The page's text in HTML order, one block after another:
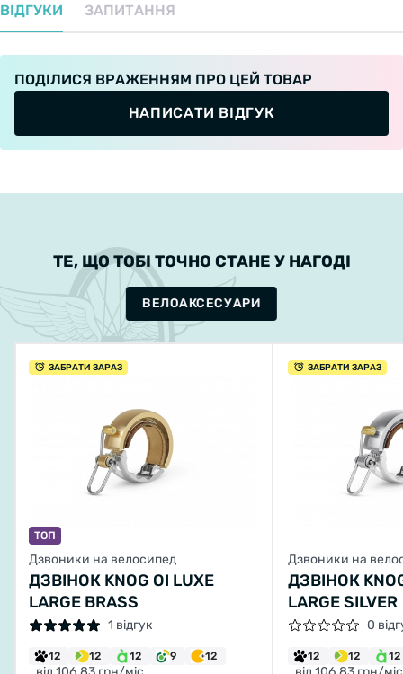
ВІДГУКИ ЗАПИТАННЯ
ПОДІЛИСЯ ВРАЖЕННЯМ ПРО ЦЕЙ ТОВАР
НАПИСАТИ ВІДГУК
ТЕ, ЩО ТОБІ ТОЧНО СТАНЕ У НАГОДІ
ВЕЛОАКСЕСУАРИ
ЗАБРАТИ ЗАРАЗ
ТОП
Дзвоники на велосипед
ДЗВІНОК KNOG OI LUXE
LARGE BRASS
1 відгук
12 12 12 9 12
ЗАБРАТИ ЗАРАЗ
Дзвоники на
ДЗВІНОК
LARGE SILVER
0
12 12 12